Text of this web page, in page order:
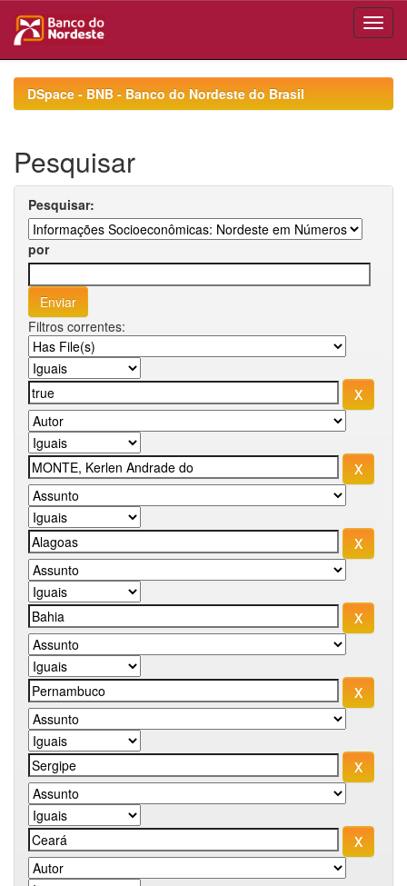
navigationDSpace - BNB - Banco do Nordeste do Brasil
Pesquisar
Pesquisar:
por
Filtros correntes: